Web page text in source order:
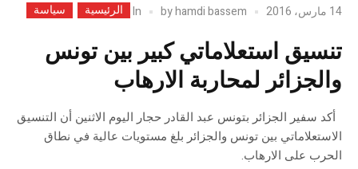
14 مارس، 2016 byhamdi bassem
In الرئيسية سياسة
تنسيق استعلاماتي كبير بين تونس
والجزائر لمحاربة الارهاب
أكد سفير الجزائر بتونس عبد القادر حجار اليوم الاثنين أن التنسيق
الاستعلاماتي بين تونس والجزائر بلغ مستويات عالية في نطاق
الحرب على الارهاب.